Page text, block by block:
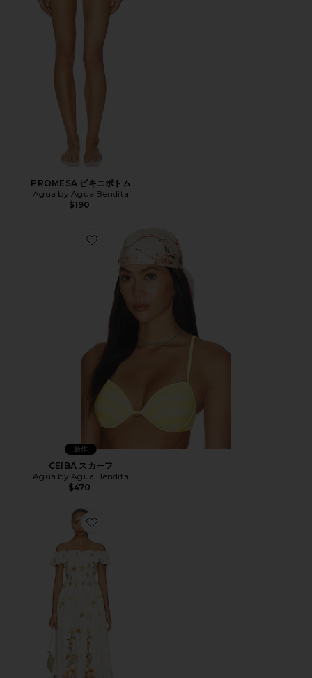
PROMESA ビキニボトム
Agua by Agua Bendita
$190
Favorite CEIBA スカーフ
新作
CEIBA スカーフ
Agua by Agua Bendita
$470
Favorite ESPLIEGO ドレス